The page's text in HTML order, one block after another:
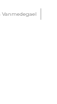
Vanmedegael